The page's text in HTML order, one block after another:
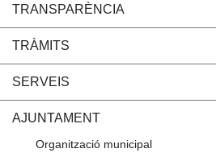
TRANSPARÈNCIA
TRÀMITS
SERVEIS
AJUNTAMENT
Organització municipal